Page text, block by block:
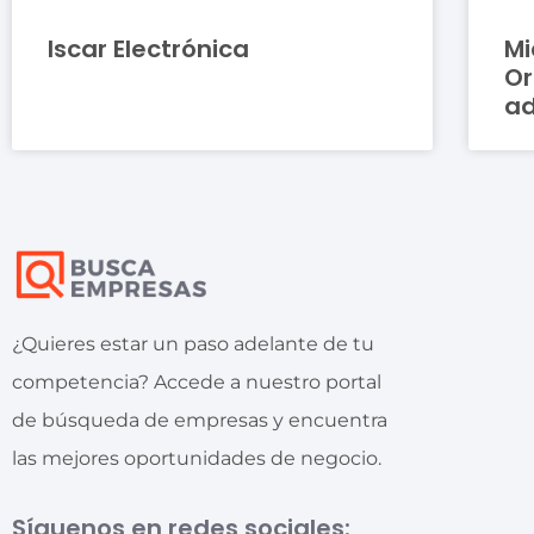
Iscar Electrónica
¿Quieres estar un paso adelante de tu
competencia? Accede a nuestro portal
de búsqueda de empresas y encuentra
las mejores oportunidades de negocio.